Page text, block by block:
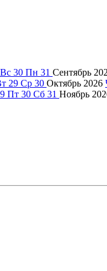
Вс 30 Пн 31 Сентябрь
29 Ср 30 Октябрь 2026
Пт 30 Сб 31 Ноябрь